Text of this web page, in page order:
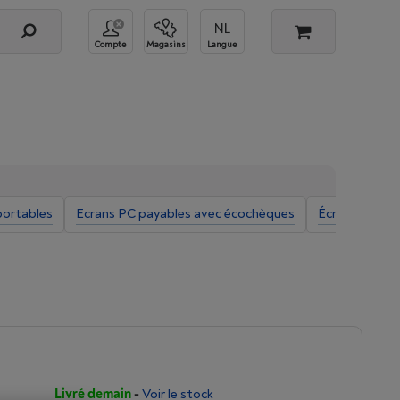
Compte Magasins Langue
Ecrans PC payables avec écochèques Écrans PC
Livré demain- Voir le stock